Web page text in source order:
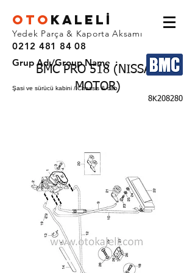
OTO KALEL İ
Yedek Parça & Kaporta Aksamı
0212 481 84 08
BMC PRO 518 (NISSAN
MOTOR)
Grup Adı/Group Name :
Şasi ve sürücü kabini / Chassis & cab
8K208280